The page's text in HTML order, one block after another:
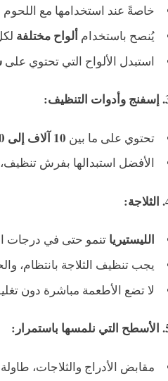
خاصةً عند استخدامها مع اللحوم
يُنصح باستخدام ألواح مختلفة
استبدل الألواح التي تحتوي على
تحتوي على ما بين 10 آلاف إلى 10 مليارات بكتيريا
الأفضل استبدالها بفرش
الليستيريا تنمو حتى في درجات
يجب تنظيف الثلاجة بانتظام،
لا تضع الأطعمة مباشرة دون
باستمرار:
مقابض الأدراج والثلاجات،